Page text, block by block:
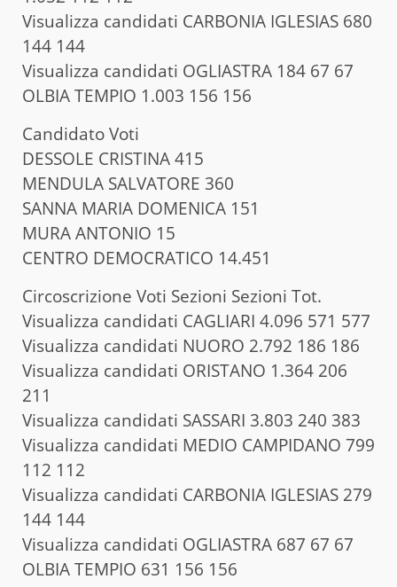
Visualizza candidati CARBONIA IGLESIAS 680
144 144
Visualizza candidati OGLIASTRA 184 67 67
OLBIA TEMPIO 1.003 156 156
Candidato Voti
DESSOLE CRISTINA 415
MENDULA SALVATORE 360
SANNA MARIA DOMENICA 151
MURA ANTONIO 15
CENTRO DEMOCRATICO 14.451
Circoscrizione Voti Sezioni Sezioni Tot.
Visualizza candidati CAGLIARI 4.096 571 577
Visualizza candidati NUORO 2.792 186 186
Visualizza candidati ORISTANO 1.364 206
211
Visualizza candidati SASSARI 3.803 240 383
Visualizza candidati MEDIO CAMPIDANO 799
112 112
Visualizza candidati CARBONIA IGLESIAS 279
144 144
Visualizza candidati OGLIASTRA 687 67 67
OLBIA TEMPIO 631 156 156